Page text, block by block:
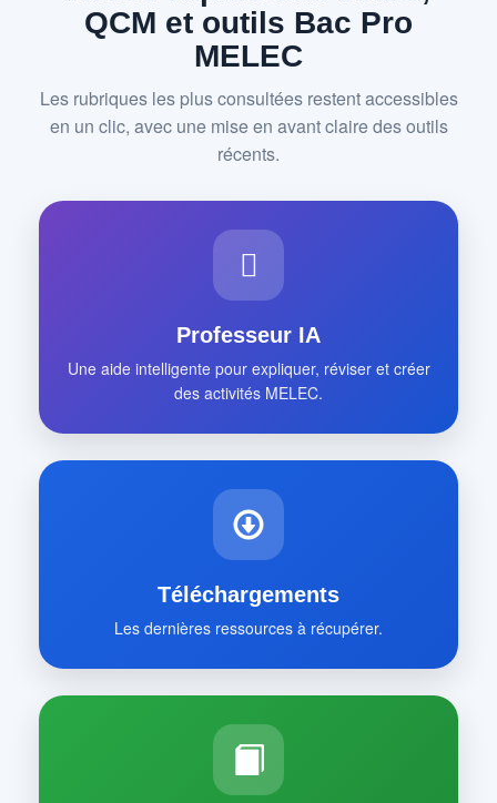
QCM et outils Bac Pro
MELEC
Les rubriques les plus consultées restent accessibles
en un clic, avec une mise en avant claire des outils
récents.
Professeur IA
Une aide intelligente pour expliquer, réviser et créer
des activités MELEC.
Téléchargements
Les dernières ressources à récupérer.